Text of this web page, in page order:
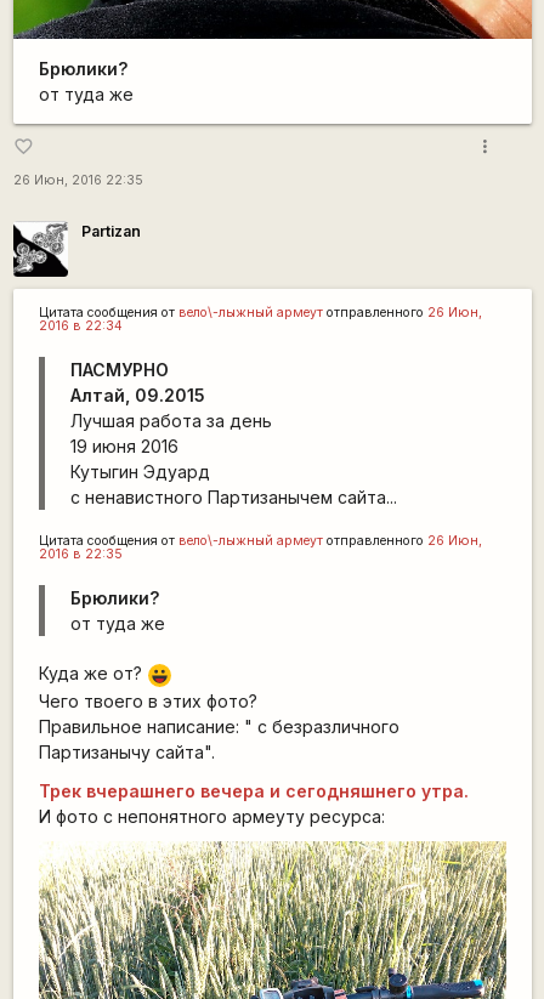
Брюлики?
от туда же
favorite_border
26 Июн, 2016 22:35
more_vert
Partizan
Цитата сообщения от вело\-лыжный армеутотправленного 26 Июн,
2016 в 22:34
ПАСМУРНО
Алтай, 09.2015
Лучшая работа за день
19 июня 2016
Кутыгин Эдуард
с ненавистного Партизанычем сайта...
Цитата сообщения от вело\-лыжный армеутотправленного 26 Июн,
2016 в 22:35
Брюлики?
от туда же
Куда же от? |-))
Чего твоего в этих фото?
Правильное написание: " с безразличного
Партизанычу сайта".
Трек вчерашнего вечера и сегодняшнего утра.
И фото с непонятного армеуту ресурса: